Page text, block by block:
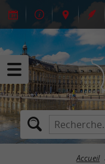
Accueil